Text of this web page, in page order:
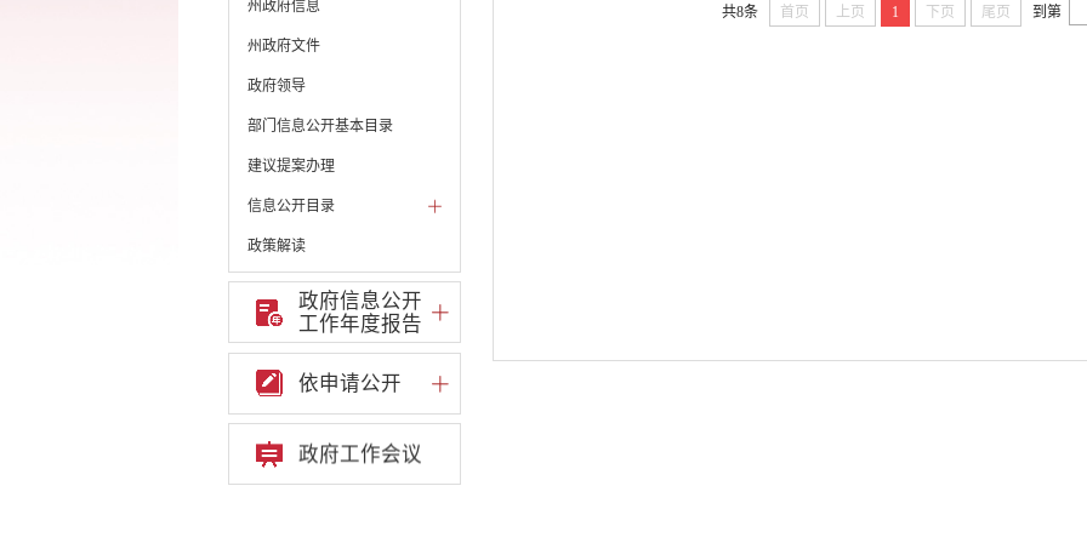
州政府信息
州政府文件
政府领导
部门信息公开基本目录
建议提案办理
信息公开目录
政策解读
机构职能和权责清单
自然资源政务公开
重点领域信息公开
重大建设项目信息
安全生产信息公开
民政信息公开
推进面向转移落户人员的
政府信息公开
工作年度报告
依申请公开
政府工作会议
共8条 首页 上页 1 下页 尾页 到第